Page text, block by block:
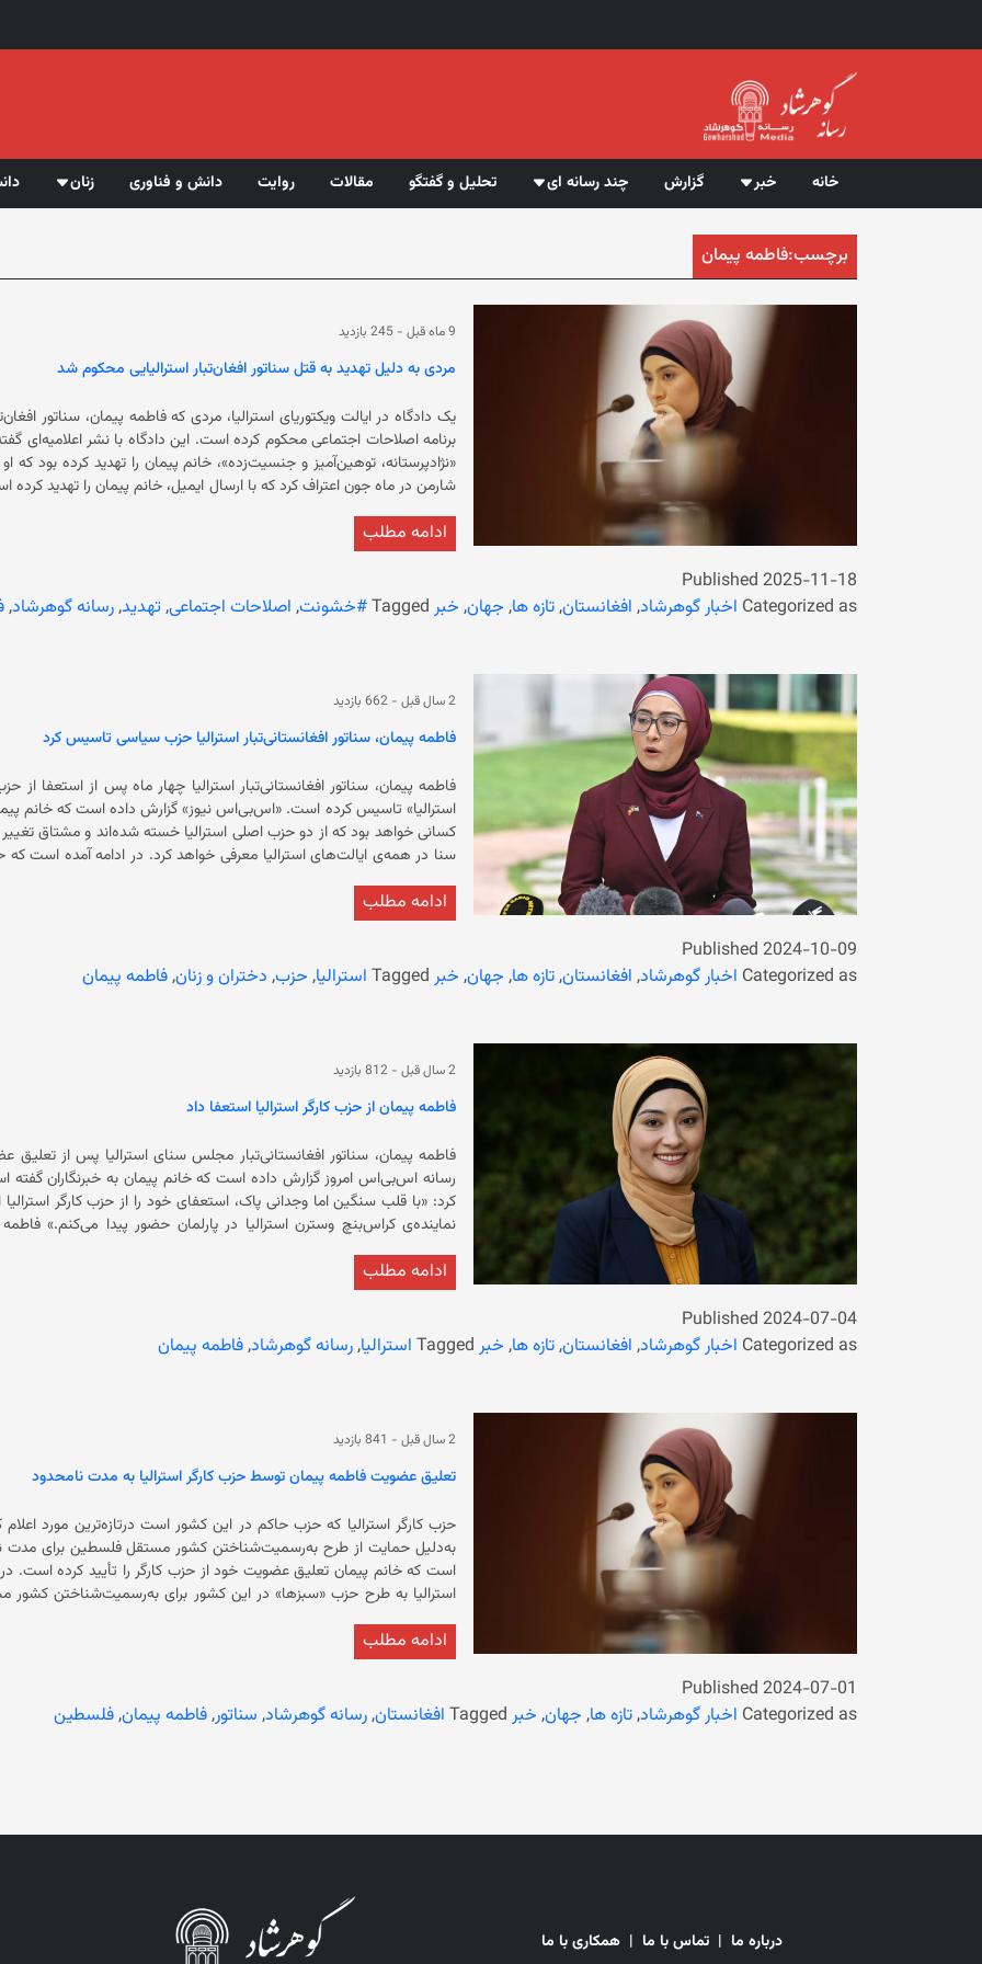
خانه خبر گزارش چند رسانه ای تحلیل و گفتگو مقالات روایت دانش و فناوری زنان
برچسب:فاطمه پیمان
9 ماه قبل - 245 بازدید
مردی به‌ دلیل تهدید به قتل سناتور افغان‌تبار استرالیایی محکوم شد
چیزی به یاد نمی‌آورد، متن ایمیل کاملا دقیق و حساب‌شده است. او
می‌رسد با دقت
فلسطینی‌ها است؛ آنچه او را اخیرا به یک سناتور جنجالی در استرالیا بدل کرده
ادامه مطلب
Published 2025-11-18
Categorized as اخبار گوهرشاد, افغانستان,تازه ها, جهان, خبر Tagged#خشونت, اصلاحات اجتماعی,تهدید,رسانه گوهرشاد,
2 سال قبل - 662 بازدید
فاطمه پیمان، سناتور افغانستانی‌تبار استرالیا حزب سیاسی تاسیس کرد
فاطمه پیمان، سناتور افغانستانی‌تبار استرالیا چهار ماه پس از استعفا
سنا در همه‌ی ایالت‌های استرالیا
احزاب سیاسی در افغانستان اجازه فعالیت ندارد. همچنان حکومت سرپرست
در کنار آن زنان از رفتن به‌ باشگاه‌های ورزشی، رستورانت‌ها، حمام‌های
نهی از منکر حکومت فعلی حتا صدای زنان را «عورت» عنوان کرده است.
ادامه مطلب
Published 2024-10-09
Categorized as اخبار گوهرشاد, افغانستان,تازه ها, جهان, خبر Tagged استرالیا, حزب, دختران و زنان,فاطمه پیمان
2 سال قبل - 812 بازدید
فاطمه پیمان از حزب کارگر استرالیا استعفا داد
فاطمه پیمان، سناتور افغانستانی‌تبار مجلس سنای استرالیا پس از
کرد: «با قلب سنگین اما وجدانی پاک، استعفای خود را از حزب کارگر
نماینده‌ی
از تشکیلات حزبی، او را «تبعید» کرده است.
ادامه مطلب
Published 2024-07-04
Categorized as اخبار گوهرشاد, افغانستان,تازه ها, خبر Tagged استرالیا,رسانه گوهرشاد,فاطمه پیمان
2 سال قبل - 841 بازدید
تعلیق عضویت فاطمه پیمان توسط حزب کارگر استرالیا به مدت نامحدود
حزب کارگر استرالیا که حزب حاکم در این کشور است درتازه‌ترین مورد
استرالیا گفته است که تعلیق عضویت خانم پیمان در صورت تغییر موضع او
به نمایندگی از حزب کارگر استرالیا به عضویت مجلس سنای این کشور
ادامه مطلب
Published 2024-07-01
Categorized as اخبار گوهرشاد,تازه ها, جهان, خبر Tagged افغانستان,رسانه گوهرشاد, سناتور,فاطمه پیمان,فلسطین
درباره ما | تماس با ما | همکاری با ما